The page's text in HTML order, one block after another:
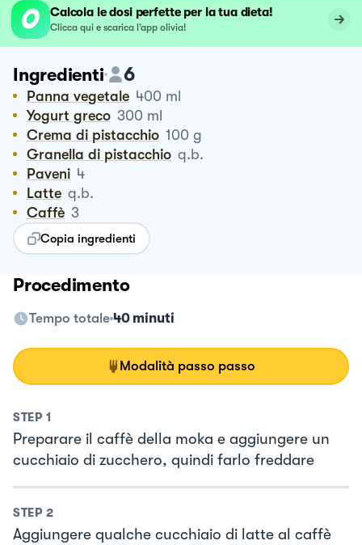
Calcola le dosi perfette per la tua dieta!
Clicca qui e scarica l’app olivia!
Ingredienti 6
Panna vegetale 400 ml
Yogurt greco 300 ml
Crema di pistacchio 100 g
Granella di pistacchio q.b.
Paveni 4
Latte q.b.
Caffè 3
Copia ingredienti
Procedimento
Tempo totale 40 minuti
Modalità passo passo
STEP 1
Preparare il caffè della moka e aggiungere un
cucchiaio di zucchero, quindi farlo freddare
STEP 2
Aggiungere qualche cucchiaio di latte al caffè